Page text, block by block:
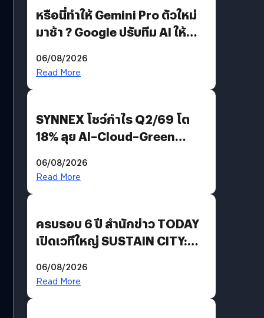
หรือนี่ทำให้ Gemini Pro ตัวใหม่
มาช้า ? Google ปรับทีม AI ให้
AGI
06/08/2026
Read More
SYNNEX โชว์กำไร Q2/69 โต
18% ลุย AI–Cloud–Green
Revenue เร่งเครื่อง New
06/08/2026
Read More
ครบรอบ 6 ปี สำนักข่าว TODAY
เปิดเวทีใหญ่ SUSTAIN CITY:
แนวทางปรับตัวสู่เศรษฐกิจสี
06/08/2026
Read More